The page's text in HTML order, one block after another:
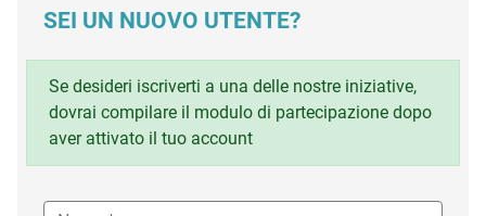
SEI UN NUOVO UTENTE?
Se desideri iscriverti a una delle nostre iniziative,
dovrai compilare il modulo di partecipazione dopo
aver attivato il tuo account